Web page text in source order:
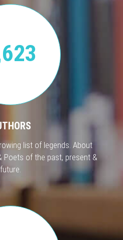
list of legends. About
Poets of the past, present &
future.